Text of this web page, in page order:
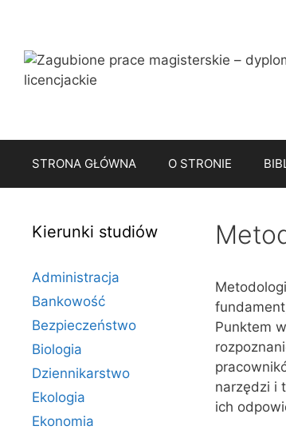
treści
STRONA GŁÓWNA O STRONIE
Punktem
narzędzi i
ich
Kierunki studiów
Administracja
Bankowość
Bezpieczeństwo
Biologia
Dziennikarstwo
Ekologia
Ekonomia